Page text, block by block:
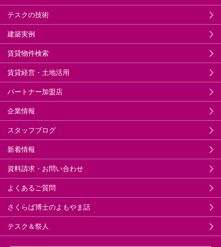
テスクの技術
建築実例
賃貸物件検索
賃貸経営・土地活用
パートナー加盟店
企業情報
スタッフブログ
新着情報
資料請求・お問い合わせ
よくあるご質問
さくらば博士のよもやま話
テスク＆祭人